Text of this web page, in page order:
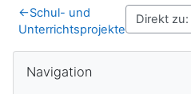
←Schul- und
Unterrichtsprojekte
Navigation